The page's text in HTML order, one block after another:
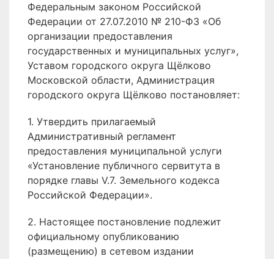
Федеральным законом Российской
Федерации от 27.07.2010 № 210-ФЗ «Об
организации предоставления
государственных и муниципальных услуг»,
Уставом городского округа Щёлково
Московской области, Администрация
городского округа Щёлково постановляет:
1. Утвердить прилагаемый
Административный регламент
предоставления муниципальной услуги
«Установление публичного сервитута в
порядке главы V.7. Земельного кодекса
Российской Федерации».
2. Настоящее постановление подлежит
официальному опубликованию
(размещению) в сетевом издании